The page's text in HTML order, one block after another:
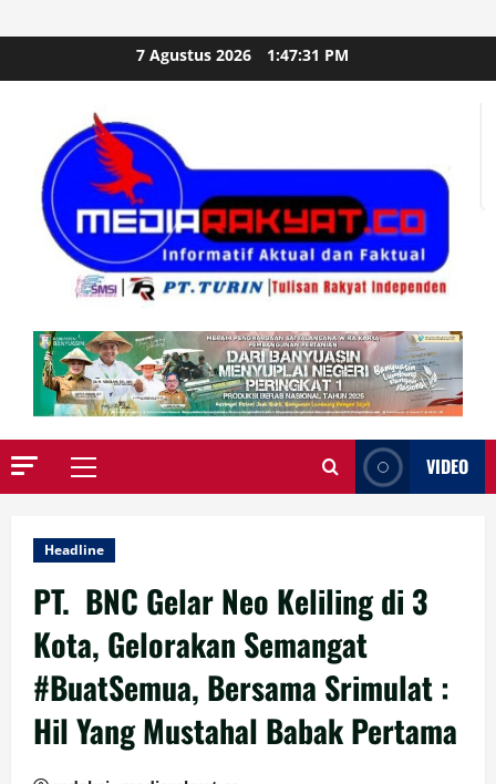
to
7 Agustus 2026 1:47:33 PM
Primary
VIDEO
Headline
PT. BNC Gelar Neo Keliling di 3
Kota, Gelorakan Semangat
#BuatSemua, Bersama Srimulat :
Hil Yang Mustahal Babak Pertama